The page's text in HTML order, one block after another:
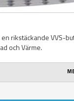
rikstäckande VVS-
och Värme.